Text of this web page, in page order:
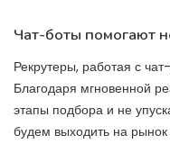
Чат-боты помогают
Рекрутеры, работая с
Благодаря мгновенной
этапы подбора и не
будем выходить на